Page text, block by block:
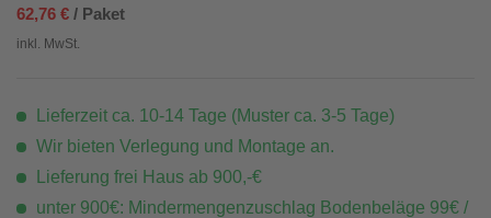
62,76 € / Paket
inkl. MwSt.
Lieferzeit ca. 10-14 Tage (Muster ca. 3-5 Tage)
Wir bieten Verlegung und Montage an.
Lieferung frei Haus ab 900,-€
unter 900€: Mindermengenzuschlag Bodenbeläge 99€ /